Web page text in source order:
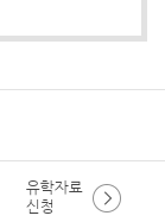
유학자료
신청